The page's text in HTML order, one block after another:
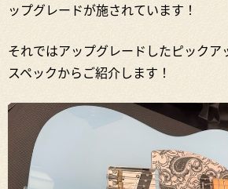
ップグレードが施されています！
それではアップグレードしたピックア
スペックからご紹介します！